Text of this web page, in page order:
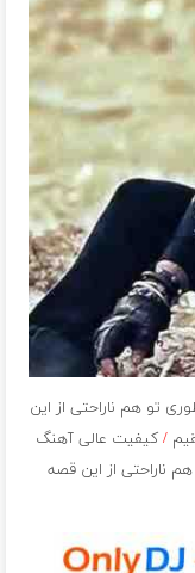
تو هم ناراحتی از این
/ کیفیت عالی آهنگ
ناراحتی از این قصه